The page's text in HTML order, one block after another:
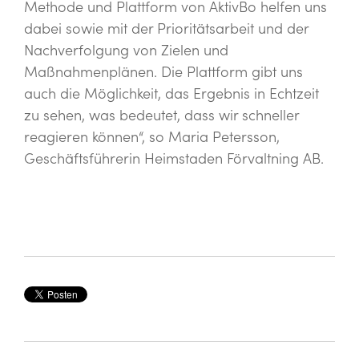
Methode und Plattform von AktivBo helfen uns
dabei sowie mit der Prioritätsarbeit und der
Nachverfolgung von Zielen und
Maßnahmenplänen. Die Plattform gibt uns
auch die Möglichkeit, das Ergebnis in Echtzeit
zu sehen, was bedeutet, dass wir schneller
reagieren können“, so Maria Petersson,
Geschäftsführerin Heimstaden Förvaltning AB.